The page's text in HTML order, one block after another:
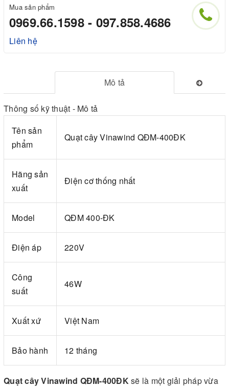
Mua sản phẩm
0969.66.1598 - 097.858.4686
Liên hệ
Mô tả
Thông số kỹ thuật - Mô tả
Tên sản
phẩm
Quạt cây Vinawind QĐM-400ĐK
Hãng sản
xuất
Điện cơ thống nhất
Model QĐM 400-ĐK
Điện áp 220V
Công
suất
46W
Xuất xứ Việt Nam
Bảo hành 12 tháng
Quạt cây Vinawind QĐM-400ĐKsẽ là một giải pháp vừa